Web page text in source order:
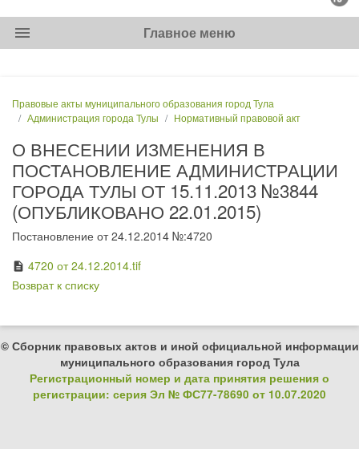
menu Главное меню
Правовые акты муниципального образования город Тула
Администрация города Тулы
Нормативный правовой акт
О ВНЕСЕНИИ ИЗМЕНЕНИЯ В
ПОСТАНОВЛЕНИЕ АДМИНИСТРАЦИИ
ГОРОДА ТУЛЫ ОТ 15.11.2013 №3844
(ОПУБЛИКОВАНО 22.01.2015)
Постановление от 24.12.2014 №:4720
description 4720 от 24.12.2014.tif
Возврат к списку
© Сборник правовых актов и иной официальной информации
муниципального образования город Тула
Регистрационный номер и дата принятия решения о
регистрации: серия Эл № ФС77-78690 от 10.07.2020